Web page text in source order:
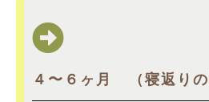
４〜６ヶ月 （寝返りの